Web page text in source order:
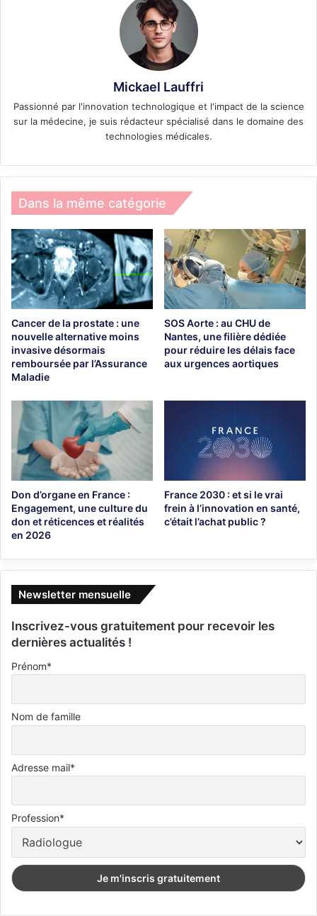
Mickael Lauffri
Passionné par l'innovation technologique et l'impact de la science
sur la médecine, je suis rédacteur spécialisé dans le domaine des
technologies médicales.
Dans la même catégorie
Cancer de la prostate : une
nouvelle alternative moins
invasive désormais
remboursée par l’Assurance
Maladie
SOS Aorte : au CHU de
Nantes, une filière dédiée
pour réduire les délais face
aux urgences aortiques
Don d’organe en France :
Engagement, une culture du
don et réticences et réalités
en 2026
France 2030 : et si le vrai
frein à l’innovation en santé,
c’était l’achat public ?
Newsletter mensuelle
Inscrivez-vous gratuitement pour recevoir les
dernières actualités !
Prénom*
Nom de famille
Adresse mail*
Profession*